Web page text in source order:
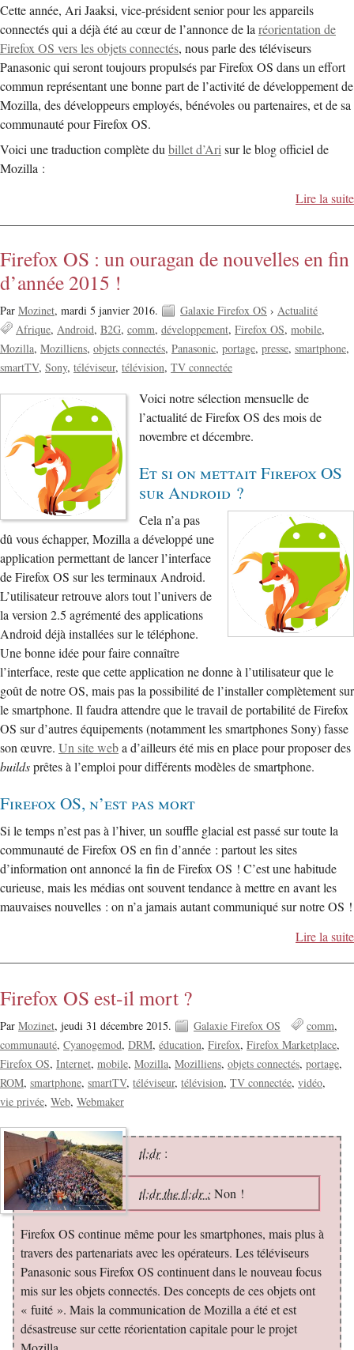
Cette année, Ari Jaaksi, vice-président senior pour les appareils
connectés qui a déjà été au cœur de l’annonce de laréorientation de
Firefox OS vers les objets connectés, nous parle des téléviseurs
Panasonic qui seront toujours propulsés par Firefox OS dans un effort
commun représentant une bonne part de l’activité de développement de
Mozilla, des développeurs employés, bénévoles ou partenaires, et de sa
communauté pour Firefox OS.
Voici une traduction complète dubillet d’Arisur le blog officiel de
Mozilla :
Lire la suite
Firefox OS : un ouragan de nouvelles en fin
d’année 2015 !
Par Mozinet, mardi 5 janvier 2016. Galaxie Firefox OS › Actualité
Afrique Android B2G comm développement Firefox OS mobile
Mozilla Mozilliens objets connectés Panasonic portage presse smartphone
smartTV Sony téléviseur télévision TV connectée
Voici notre sélection mensuelle de
l’actualité de Firefox OS des mois de
novembre et décembre.
Et si on mettait Firefox OS
sur Android ?
Cela n’a pas
dû vous échapper, Mozilla a développé une
application permettant de lancer l’interface
de Firefox OS sur les terminaux Android.
L’utilisateur retrouve alors tout l’univers de
la version 2.5 agrémenté des applications
Android déjà installées sur le téléphone.
Une bonne idée pour faire connaître
l’interface, reste que cette application ne donne à l’utilisateur que le
goût de notre OS, mais pas la possibilité de l’installer complètement sur
le smartphone. Il faudra attendre que le travail de portabilité de Firefox
OS sur d’autres équipements (notamment les smartphones Sony) fasse
son œuvre. Un site weba d’ailleurs été mis en place pour proposer des
buildsprêtes à l’emploi pour différents modèles de smartphone.
Firefox OS, n’est pas mort
Si le temps n’est pas à l’hiver, un souffle glacial est passé sur toute la
communauté de Firefox OS en fin d’année : partout les sites
d’information ont annoncé la fin de Firefox OS ! C’est une habitude
curieuse, mais les médias ont souvent tendance à mettre en avant les
mauvaises nouvelles : on n’a jamais autant communiqué sur notre OS !
Lire la suite
Firefox OS est-il mort ?
Par Mozinet, jeudi 31 décembre 2015. Galaxie Firefox OS
comm
communauté Cyanogemod DRM éducation Firefox Firefox Marketplace
Firefox OS Internet mobile Mozilla Mozilliens objets connectés portage
ROM smartphone smartTV téléviseur télévision TV connectée vidéo
vie privée Web Webmaker
tl;dr:
tl;dr the tl;dr : Non !
Firefox OS continue même pour les smartphones, mais plus à
travers des partenariats avec les opérateurs. Les téléviseurs
Panasonic sous Firefox OS continuent dans le nouveau focus
mis sur les objets connectés. Des concepts de ces objets ont
« fuité ». Mais la communication de Mozilla a été et est
désastreuse sur cette réorientation capitale pour le projet